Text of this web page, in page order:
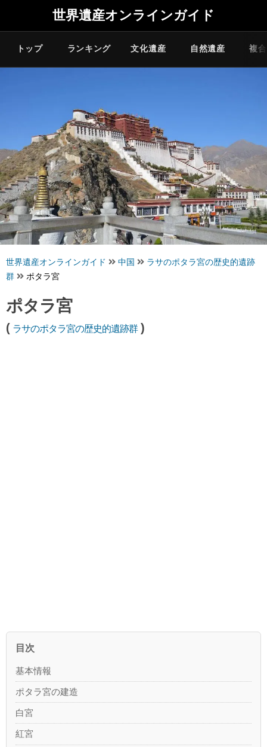
世界遺産オンラインガイド
トップ ランキング 文化遺産 自然遺産 複
世界遺産オンラインガイド 中国
ラサのポタラ宮の歴史的遺跡
群
ポタラ宮
ポタラ宮
( ラサのポタラ宮の歴史的遺跡群)
目次
基本情報
ポタラ宮の建造
白宮
紅宮